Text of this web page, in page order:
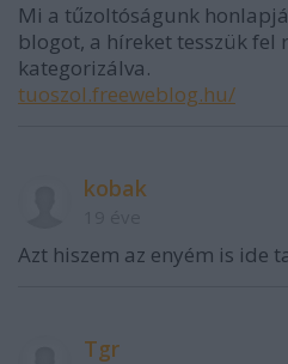
Mi a tűzoltóságunk
blogot, a híreket tesszük fel
kategorizálva.
tuoszol.freeweblog.hu/
kobak
Azt hiszem az enyém is ide
Tgr